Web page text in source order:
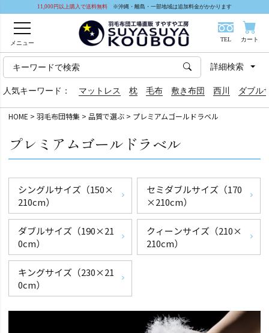
11,000円以上購入で送料無料 ※沖縄・離島・一部地域は追加料金がかかります
メニュー
TEL カート
人気キーワード： マットレス 枕 毛布 敷き布団 西川 ダブル
詳細検索
HOME 羽毛布団特集 品質で選ぶ プレミアムゴールドラベル
プレミアムゴールドラベル
シングルサイズ（150×
210cm）
セミダブルサイズ（170
×210cm）
ダブルサイズ（190×21
0cm）
クィーンサイズ（210×
210cm）
キングサイズ（230×21
0cm）